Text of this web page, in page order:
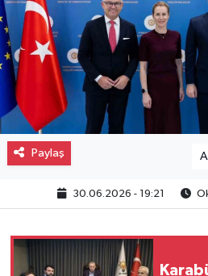
Paylaş A
30.06.2026 - 19:21
Eğitim